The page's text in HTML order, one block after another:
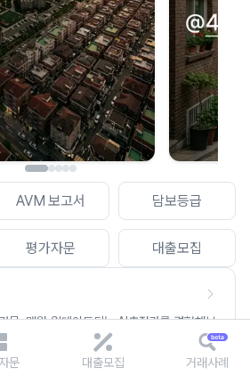
AVM 보고서 담보등급
평가자문 대출모집
물, 매월 업데이트되는 AI추정가를 경험해보
다시 시도
문 대출모집 거래사례